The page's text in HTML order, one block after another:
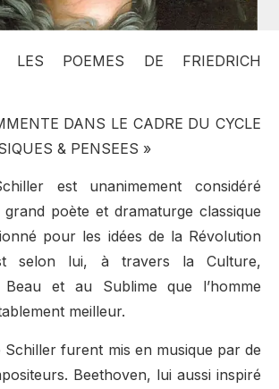
LES POEMES DE FRIEDRICH
DANS LE CADRE DU CYCLE
& PENSEES »
est unanimement considéré
poète et dramaturge classique
pour les idées de la Révolution
selon lui, à travers la Culture,
Beau et au Sublime que l’homme
meilleur.
Schiller furent mis en musique par de
Beethoven, lui aussi inspiré